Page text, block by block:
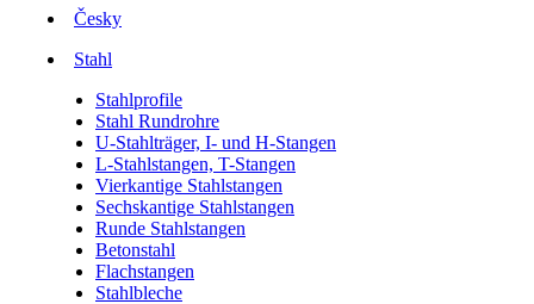
Česky
Stahl
Stahlprofile
Stahl Rundrohre
U-Stahlträger, I- und H-Stangen
L-Stahlstangen, T-Stangen
Vierkantige Stahlstangen
Sechskantige Stahlstangen
Runde Stahlstangen
Betonstahl
Flachstangen
Stahlbleche